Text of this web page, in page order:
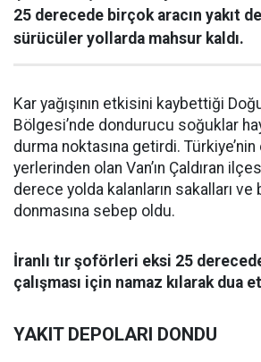
25 derecede birçok aracın yakıt
sürücüler yollarda mahsur kaldı.
Kar yağışının etkisini kaybettiği
Bölgesi’nde dondurucu soğuklar
durma noktasına getirdi.
yerlerinden olan Van’ın Çaldıran
derece yolda kalanların sakalları ve
donmasına sebep oldu.
İranlı tır şoförleri eksi 25
çalışması için namaz kılarak dua
YAKIT DEPOLARI DONDU